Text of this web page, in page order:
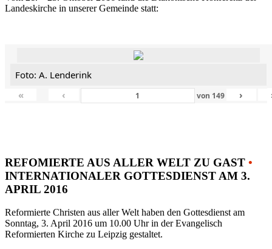
Landeskirche in unserer Gemeinde statt:
Foto: A. Lenderink
«
‹ von 149 ›
REFOMIERTE AUS ALLER WELT ZU GAST •
INTERNATIONALER GOTTESDIENST AM 3.
APRIL 2016
Reformierte Christen aus aller Welt haben den Gottesdienst am
Sonntag, 3. April 2016 um 10.00 Uhr in der Evangelisch
Reformierten Kirche zu Leipzig gestaltet.